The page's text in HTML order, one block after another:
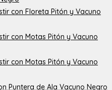
con Floreta Pitón y Vacuno
con Motas Pitón y Vacuno
con Motas Pitón y Vacuno
Puntera de Ala Vacuno Negro